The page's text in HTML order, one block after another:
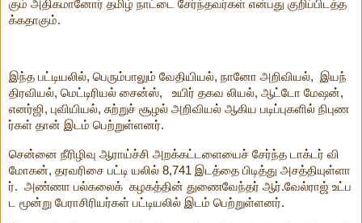
கும் அதிகமானோர் தமிழ் நாட்டை சேர்ந்தவர்கள் என்பது குறிப்பிடத்த
க்கதாகும்.
இந்த பட்டியலில், பெரும்பாலும் வேதியியல், நானோ அறிவியல், இயந்
திரவியல், மெட்டிரியல் சைன்ஸ், உயிர் தகவ லியல், ஆட்டோ மேஷன்,
எனர்ஜி, புவியியல், சுற்றுச் சூழல் அறிவியல் ஆகிய படிப்புகளில் நிபுண
ர்கள் தான் இடம் பெற்றுள்ளனர்.
சென்னை நீரிழிவு ஆராய்ச்சி அறக்கட்டளையைச் சேர்ந்த டாக்டர் வி
மோகன், தரவரிசை பட்டி யலில் 8,741 இடத்தை பிடித்து அசத்தியுள்ளா
ர். அண்ணா பல்கலைக் கழகத்தின் துணைவேந்தர் ஆர்.வேல்ராஜ் உட்ப
ட மூன்று பேராசிரியர்கள் பட்டியலில் இடம் பெற்றுள்ளனர்.